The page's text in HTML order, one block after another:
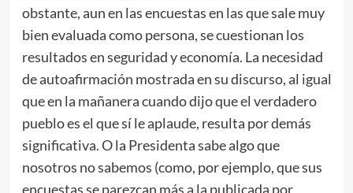
obstante, aun en las encuestas en las que sale muy
bien evaluada como persona, se cuestionan los
resultados en seguridad y economía. La necesidad
de autoafirmación mostrada en su discurso, al igual
que en la mañanera cuando dijo que el verdadero
pueblo es el que sí le aplaude, resulta por demás
significativa. O la Presidenta sabe algo que
nosotros no sabemos (como, por ejemplo, que sus
encuestas se parezcan más a la publicada por